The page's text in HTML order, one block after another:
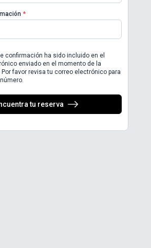
*
confirmación ha sido incluido en el
enviado en el momento de la
favor revisa tu correo electrónico para
tu reserva